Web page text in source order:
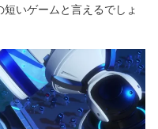
いゲームと言えるでしょ